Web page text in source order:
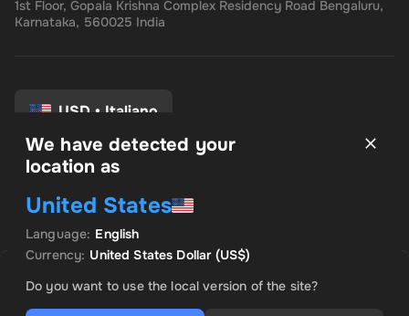
OFFERTA IN EVIDENZA
US$ 928.56
1st Floor, Gopala Krishna Complex Residency Road Bengaluru,
Karnataka, 560025 India
USD • Italiano
politica sulla riservatezza
Politica di rimborso
Preferenze di consenso
We have detected your
location as
United States
Language: English
Currency: United States Dollar(US$)
Do you want to use the local version of the site?